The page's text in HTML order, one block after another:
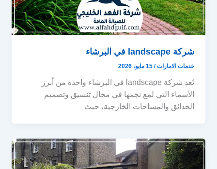
شركة landscape في البرشاء
خدمات الامارات/15 مايو، 2026
تُعد شركة landscape في البرشاء واحدة من أبرز
الأسماء التي لمع نجمها في مجال تنسيق وتصميم
الحدائق والمساحات الخارجية، حيث